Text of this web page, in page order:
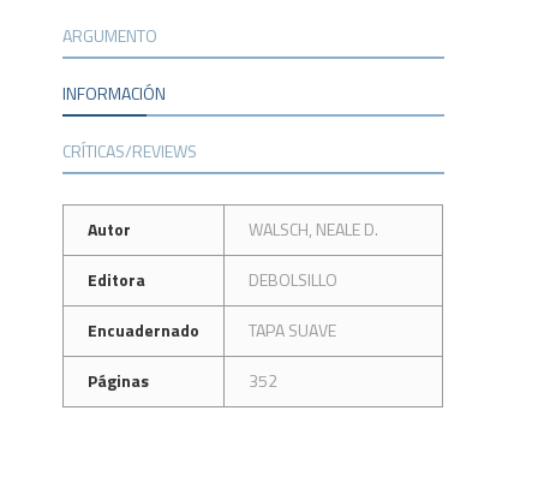
ARGUMENTO
INFORMACIÓN
CRÍTICAS/REVIEWS
Autor
WALSCH, NEALE D.
Editora
DEBOLSILLO
Encuadernado
TAPA SUAVE
Páginas
352